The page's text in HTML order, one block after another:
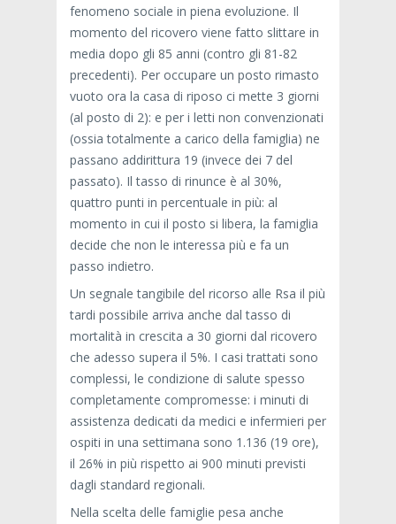
fenomeno sociale in piena evoluzione. Il
momento del ricovero viene fatto slittare in
media dopo gli 85 anni (contro gli 81-82
precedenti). Per occupare un posto rimasto
vuoto ora la casa di riposo ci mette 3 giorni
(al posto di 2): e per i letti non convenzionati
(ossia totalmente a carico della famiglia) ne
passano addirittura 19 (invece dei 7 del
passato). Il tasso di rinunce è al 30%,
quattro punti in percentuale in più: al
momento in cui il posto si libera, la famiglia
decide che non le interessa più e fa un
passo indietro.
Un segnale tangibile del ricorso alle Rsa il più
tardi possibile arriva anche dal tasso di
mortalità in crescita a 30 giorni dal ricovero
che adesso supera il 5%. I casi trattati sono
complessi, le condizione di salute spesso
completamente compromesse: i minuti di
assistenza dedicati da medici e infermieri per
ospiti in una settimana sono 1.136 (19 ore),
il 26% in più rispetto ai 900 minuti previsti
dagli standard regionali.
Nella scelta delle famiglie pesa anche